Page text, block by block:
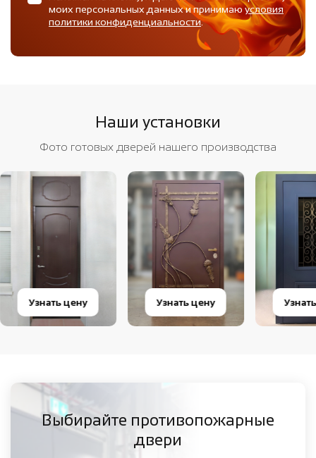
моих персональных данных и принимаюусловия
политики конфиденциальности.
Наши установки
Фото готовых дверей нашего производства
Узнать цену Узнать цену
Выбирайте противопожарные
двери